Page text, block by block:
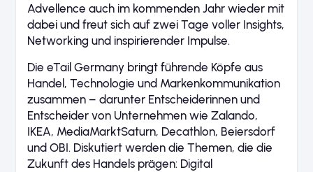
Advellence auch im kommenden Jahr wieder mit
dabei und freut sich auf zwei Tage voller Insights,
Networking und inspirierender Impulse.
Die eTail Germany bringt führende Köpfe aus
Handel, Technologie und Markenkommunikation
zusammen – darunter Entscheiderinnen und
Entscheider von Unternehmen wie Zalando,
IKEA, MediaMarktSaturn, Decathlon, Beiersdorf
und OBI. Diskutiert werden die Themen, die die
Zukunft des Handels prägen: Digital